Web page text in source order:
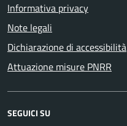
Informativa privacy
Note legali
Dichiarazione di accessibilità
Attuazione misure PNRR
SEGUICI SU